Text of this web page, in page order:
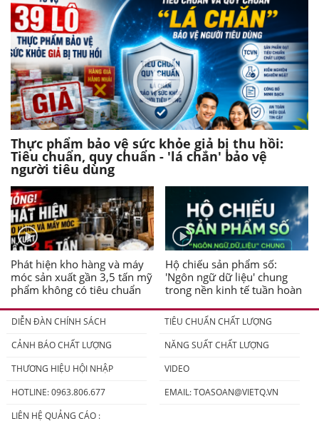
Thực phẩm bảo vệ sức khỏe giả bị thu hồi:
Tiêu chuẩn, quy chuẩn - 'lá chắn' bảo vệ
người tiêu dùng
Phát hiện kho hàng và máy
móc sản xuất gần 3,5 tấn mỹ
phẩm không có tiêu chuẩn
Hộ chiếu sản phẩm số:
'Ngôn ngữ dữ liệu' chung
trong nền kinh tế tuần hoàn
DIỄN ĐÀN CHÍNH SÁCH
TIÊU CHUẨN CHẤT LƯỢNG
CẢNH BÁO CHẤT LƯỢNG
NĂNG SUẤT CHẤT LƯỢNG
THƯƠNG HIỆU HỘI NHẬP
VIDEO
HOTLINE: 0963.806.677
EMAIL:TOASOAN@VIETQ.VN
LIÊN HỆ QUẢNG CÁO :